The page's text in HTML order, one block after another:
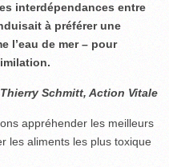
interdépendances entre
à préférer une
l’eau de mer – pour
Schmitt, Action Vitale
appréhender les meilleurs
les aliments les plus toxique